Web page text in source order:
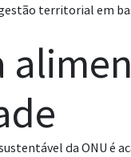
territorial em
da ONU é